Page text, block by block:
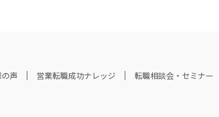
声 営業転職成功ナレッジ 転職相談会・セミナー